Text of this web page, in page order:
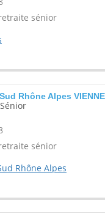
sénior
Rhône Alpes VIENNE
sénior
Rhône Alpes